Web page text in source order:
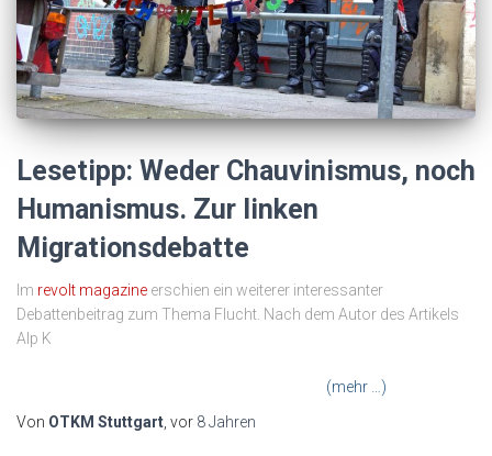
Lesetipp: Weder Chauvinismus, noch
Humanismus. Zur linken
Migrationsdebatte
Im revolt magazine erschien ein weiterer interessanter
Debattenbeitrag zum Thema Flucht. Nach dem Autor des Artikels
Alp K
(mehr …)
Von OTKM Stuttgart , vor 8 Jahren